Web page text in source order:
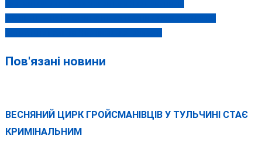
записів
Пов'язані новини
ВЕСНЯНИЙ ЦИРК ГРОЙСМАНІВЦІВ У ТУЛЬЧИНІ СТАЄ
КРИМІНАЛЬНИМ